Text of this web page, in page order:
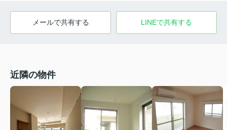
メールで共有する LINEで共有する
近隣の物件